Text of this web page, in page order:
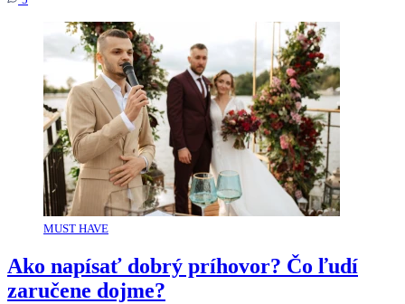
MUST HAVE
Ako napísať dobrý príhovor? Čo ľudí
zaručene dojme?